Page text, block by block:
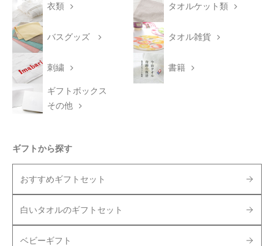
衣類 タオルケット類
バスグッズ タオル雑貨
刺繍 書籍
ギフトボックス
その他
ギフトから探す
おすすめギフトセット
白いタオルのギフトセット
ベビーギフト